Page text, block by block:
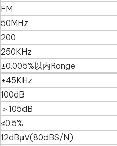
FM
50MHz
200
250KHz
±0.005%以内Range
±45KHz
100dB
＞105dB
≤0.5%
12dBμV(80dBS/N)